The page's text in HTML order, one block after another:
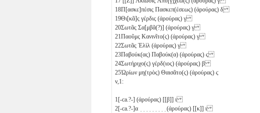
18Π[ασκε]πέσις Πασκεπ(έσεως) (ἀρούρας) δ̣
19Θι[κᾶ]ς γέρδις (ἀρούρας) γ
20Σωτᾶς Σα[μβᾶ(?)] (ἀρούρας) γ
21Παοῦμς Κανινῖτο(ς) (ἀρούρας) γ
22Σωτᾶς Ἐλὶλ (ἀρούρας) γ
23Παβούκ(ας) Παβούκ(α) (ἀρούρας) ϛ
24Σωτήριχο(ς) γέρδ(ιος) (ἀρούρας) β
25Ὡρίων μη(τρὸς) Θαισᾶτο(ς) (ἀρούρας) ϛ
v,1:
1 [-ca.?-] (ἀρούρας) [[β]] ι
2[-ca.?-]α ̣ ̣ ̣ ̣ ̣ ̣ ̣ ̣ ̣ (ἀρούρας) [[κ]] ι